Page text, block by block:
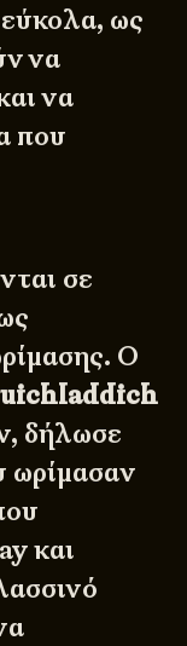
ως
να
να
που
σε
Ο
δήλωσε
ωρίμασαν
και